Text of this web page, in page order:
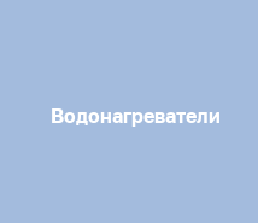
Водонагреватели